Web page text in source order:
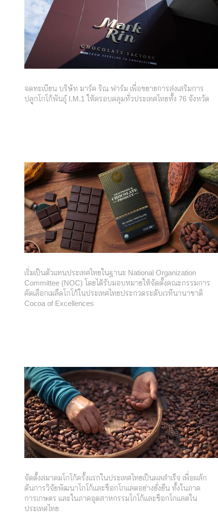
จดทะเบียน บริษัท มาร์ค ริณ ฟาร์ม เพื่อขยายการส่งเสริมการ
ปลูกโกโก้พันธุ์ I.M.1 ให้ครอบคลุมทั่วประเทศไทยทั้ง 76 จังหวัด
เริ่มเป็นตัวแทนประเทศไทยในฐานะ National Organization
Committee (NOC) โดยได้รับมอบหมายให้จัดตั้งคณะกรรมการ
คัดเลือกเมล็ดโกโก้ในประเทศไทยประกวดระดับเวทีนานาชาติ
Cocoa of Excellences
จัดตั้งสมาคมโกโก้ครั้งแรกในประเทศไทยเป็นผลสำเร็จ เพื่อผลัก
ดันการวิจัยพัฒนาโกโก้และช็อกโกแลตอย่างยั่งยืน ทั้งในภาค
การเกษตร และในภาคอุตสาหกรรมโกโก้และช็อกโกแลตใน
ประเทศไทย